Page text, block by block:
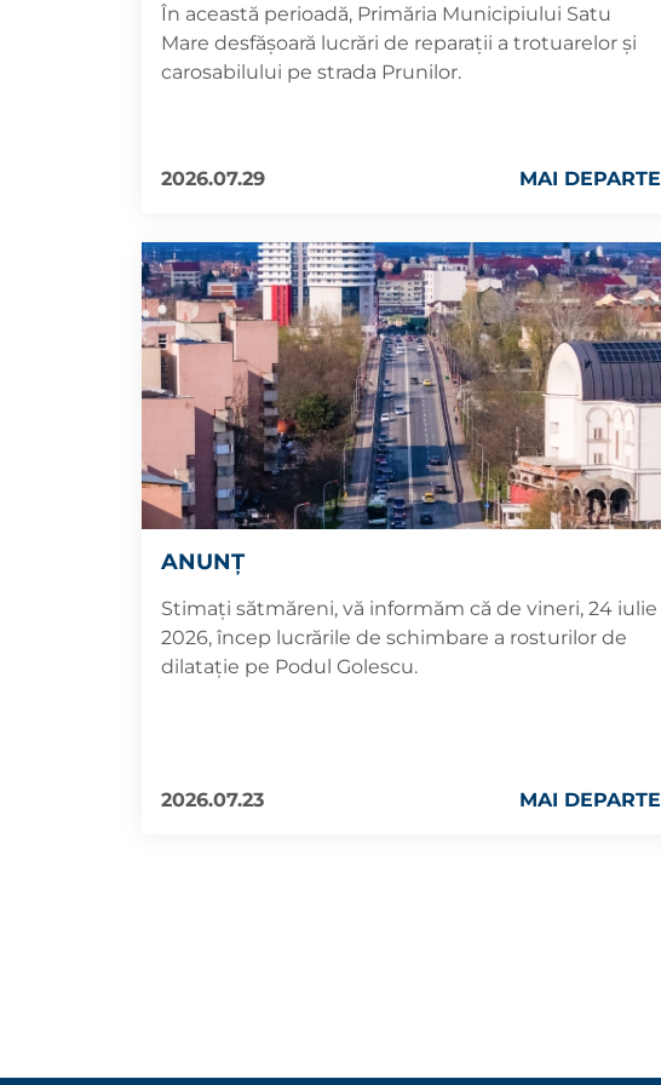
În această perioadă, Primăria Municipiului Satu
Mare desfășoară lucrări de reparații a trotuarelor și
carosabilului pe strada Prunilor.
2026.07.29 MAI DEPARTE
ANUNȚ
Stimați sătmăreni, vă informăm că de vineri, 24 iulie
2026, încep lucrările de schimbare a rosturilor de
dilatație pe Podul Golescu.
2026.07.23 MAI DEPARTE